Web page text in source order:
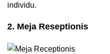
individu.
2. Meja Reseptionis